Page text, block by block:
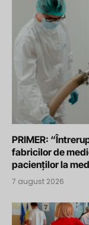
PRIMER:
fabricilor de
pacienților la
7 august 2026